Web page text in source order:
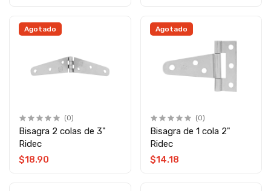
Agotado
(0)
Bisagra 2 colas de 3"
Ridec
$18.90
Agotado
(0)
Bisagra de 1 cola 2"
Ridec
$14.18